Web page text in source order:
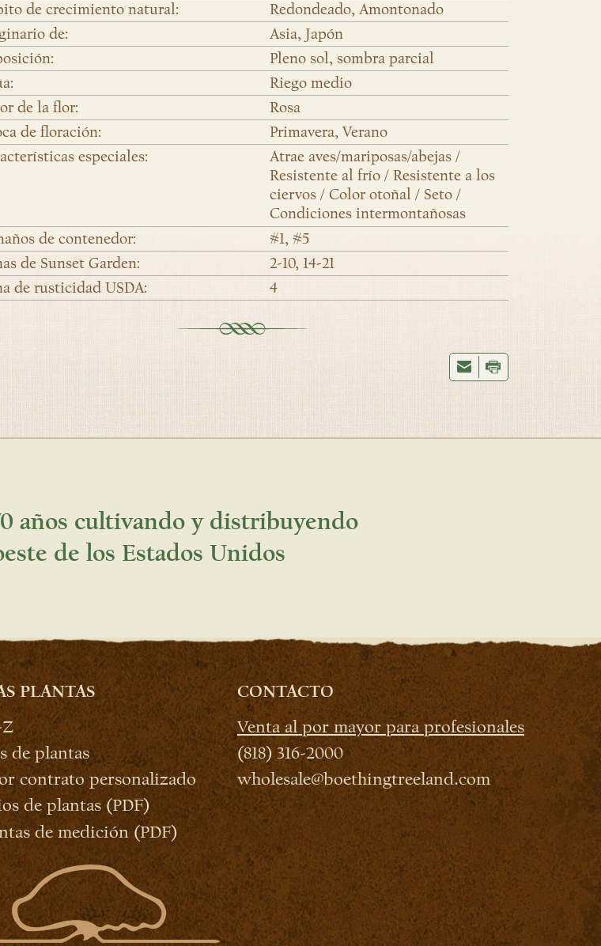
de crecimiento natural:
Redondeado, Amontonado
de:
Asia, Japón
Pleno sol, sombra parcial
Riego medio
de la flor:
Rosa
de floración:
Primavera, Verano
especiales:
Atrae aves/mariposas/abejas /
Resistente al frío / Resistente a los
ciervos / Color otoñal / Seto /
Condiciones intermontañosas
de contenedor:
#1, #5
de Sunset Garden:
2-10, 14-21
de rusticidad USDA:
4
años cultivando y distribuyendo
de los Estados Unidos
PLANTAS
de plantas
contrato personalizado
de plantas (PDF)
de medición (PDF)
CONTACTO
Venta al por mayor para profesionales
(818) 316-2000
wholesale@boethingtreeland.com